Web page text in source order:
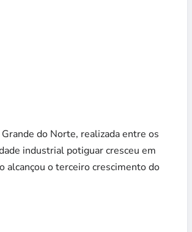
do Norte, realizada entre os
industrial potiguar cresceu em
alcançou o terceiro crescimento do